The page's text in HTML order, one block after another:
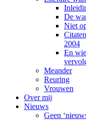
De
Niet
2004
En
Meander
Reuring
Vrouwen
Over mij
Nieuws
Geen